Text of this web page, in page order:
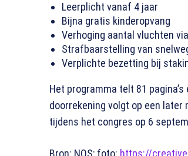
Leerplicht vanaf 4 jaar
Bijna gratis kinderopvang
Verhoging aantal vluchten
Strafbaarstelling van
Verplichte bezetting bij
Het programma telt 81
doorrekening volgt op een later
tijdens het congres op 6
Bron: NOS; foto: https://